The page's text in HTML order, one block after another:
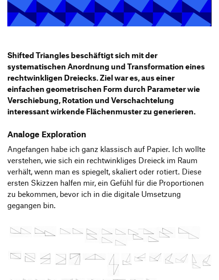
Transfer und Kooperation
Produktgestaltung B.A.
Strategische Gestaltung M.A.
Shifted Triangles beschäftigt sich mit der
systematischen Anordnung und Transformation eines
rechtwinkligen Dreiecks. Ziel war es, aus einer
einfachen geometrischen Form durch Parameter wie
Verschiebung, Rotation und Verschachtelung
interessant wirkende Flächenmuster zu generieren.
Analoge Exploration
Angefangen habe ich ganz klassisch auf Papier. Ich wollte
verstehen, wie sich ein rechtwinkliges Dreieck im Raum
verhält, wenn man es spiegelt, skaliert oder rotiert. Diese
ersten Skizzen halfen mir, ein Gefühl für die Proportionen
zu bekommen, bevor ich in die digitale Umsetzung
gegangen bin.